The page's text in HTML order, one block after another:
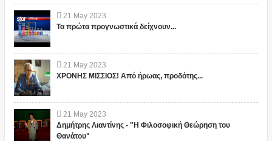
21 May 2023
Τα πρώτα προγνωστικά δείχνουν...
21 May 2023
ΧΡΟΝΗΣ ΜΙΣΣΙΟΣ! Από ήρωας, προδότης...
21 May 2023
Δημήτρης Λιαντίνης - "Η Φιλοσοφική Θεώρηση του
Θανάτου"